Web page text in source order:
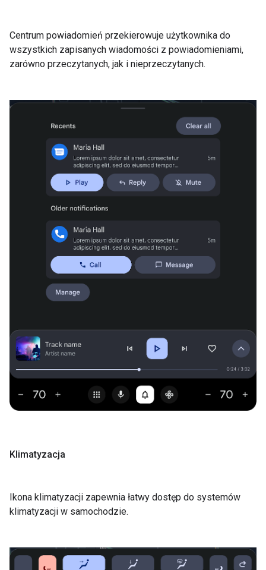
Centrum powiadomień przekierowuje użytkownika do
wszystkich zapisanych wiadomości z powiadomieniami,
zarówno przeczytanych, jak i nieprzeczytanych.
Klimatyzacja
Ikona klimatyzacji zapewnia łatwy dostęp do systemów
klimatyzacji w samochodzie.